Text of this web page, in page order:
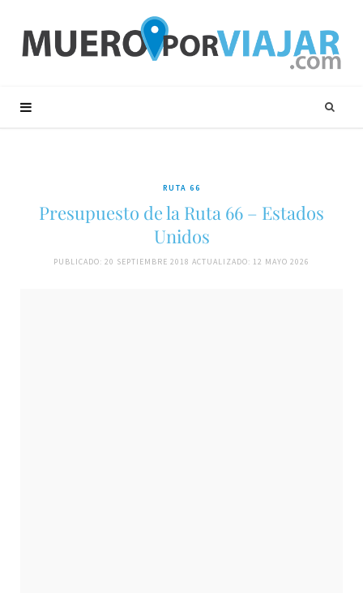
RUTA 66
Presupuesto de la Ruta 66 – Estados
Unidos
PUBLICADO: 20 SEPTIEMBRE 2018 ACTUALIZADO: 12 MAYO 2026